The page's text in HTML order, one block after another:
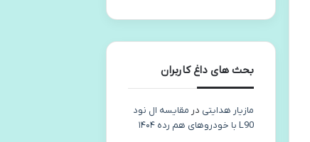
بحث های داغ کاربران
مازیار هدایتی در مقایسه ال نود
L90 با خودروهای هم رده ۱۴۰۴